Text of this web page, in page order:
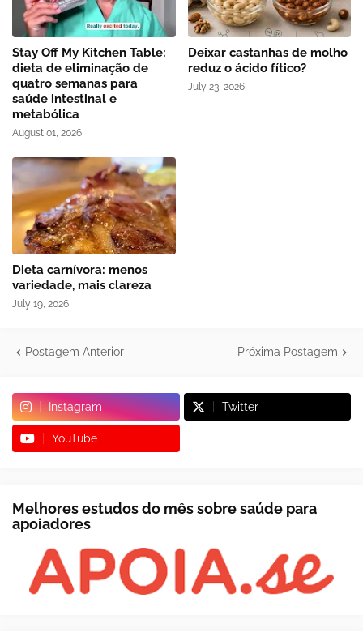
Stay Off My Kitchen Table:
dieta de eliminação de
quatro semanas para
saúde intestinal e
metabólica
August 01, 2026
Deixar castanhas de molho
reduz o ácido fítico?
July 23, 2026
Dieta carnívora: menos
variedade, mais clareza
July 19, 2026
Postagem Anterior Próxima Postagem
Instagram Twitter
YouTube
Melhores estudos do mês sobre saúde para
apoiadores